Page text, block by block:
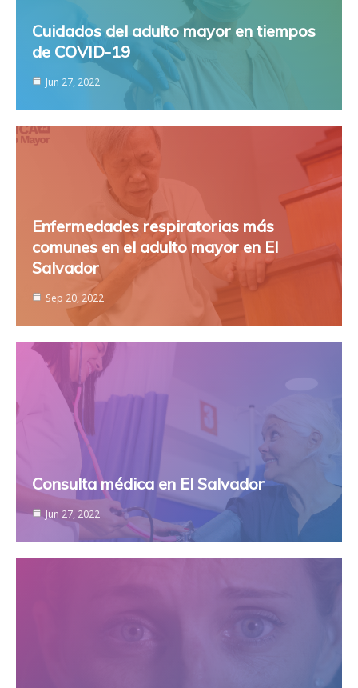
Cuidados del adulto mayor en tiempos
de COVID-19
Jun 27, 2022
Enfermedades respiratorias más
comunes en el adulto mayor en El
Salvador
Sep 20, 2022
Consulta médica en El Salvador
Jun 27, 2022